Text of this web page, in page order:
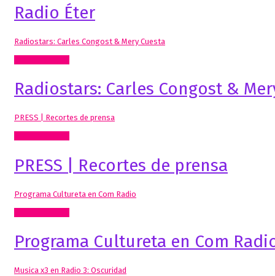
Radio Éter
Radiostars: Carles Congost & Mery Cuesta
Radiostars: Carles Congost &
PRESS | Recortes de prensa
PRESS | Recortes de prensa
Programa Cultureta en Com Radio
Programa Cultureta en Com
Musica x3 en Radio 3: Oscuridad